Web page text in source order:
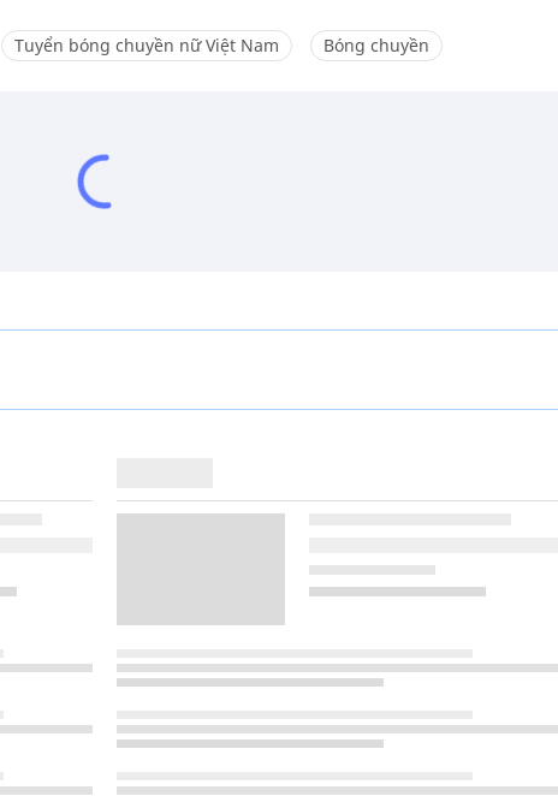
Tuyển bóng chuyền nữ Việt Nam Bóng chuyền